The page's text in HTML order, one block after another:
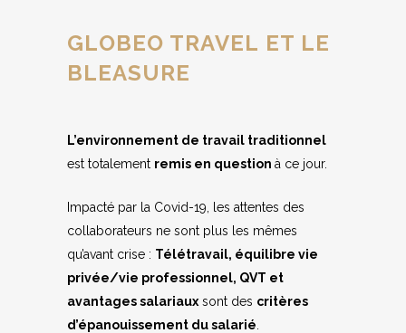
GLOBEO TRAVEL ET LE
BLEASURE
L’environnement de travail traditionnel
est totalement remis en question à ce jour.
Impacté par la Covid-19, les attentes des
collaborateurs ne sont plus les mêmes
qu’avant crise : Télétravail, équilibre vie
privée/vie professionnel, QVT et
avantages salariaux sont des critères
d’épanouissement du salarié